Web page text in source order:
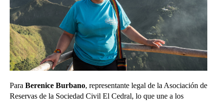
Para Berenice Burbano, representante legal de la Asociación de
Reservas de la Sociedad Civil El Cedral, lo que une a los